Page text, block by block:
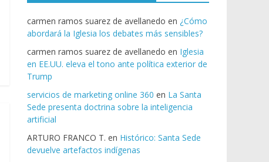
carmen ramos suarez de avellanedo en ¿Cómo
abordará la Iglesia los debates más sensibles?
carmen ramos suarez de avellanedo en Iglesia
en EE.UU. eleva el tono ante política exterior de
Trump
servicios de marketing online 360 en La Santa
Sede presenta doctrina sobre la inteligencia
artificial
ARTURO FRANCO T. en Histórico: Santa Sede
devuelve artefactos indígenas